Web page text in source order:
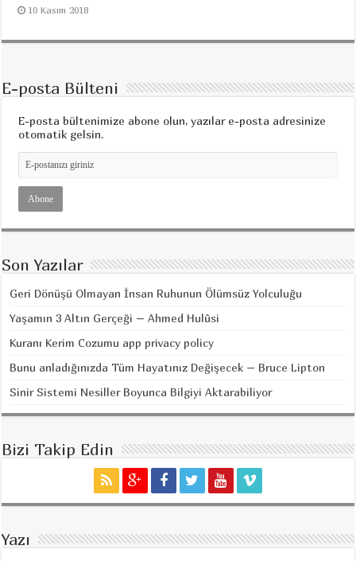
10 Kasım 2018
E-posta Bülteni
E-posta bültenimize abone olun, yazılar e-posta adresinize
otomatik gelsin.
Son Yazılar
Geri Dönüşü Olmayan İnsan Ruhunun Ölümsüz Yolculuğu
Yaşamın 3 Altın Gerçeği – Ahmed Hulûsi
Kuranı Kerim Cozumu app privacy policy
Bunu anladığınızda Tüm Hayatınız Değişecek – Bruce Lipton
Sinir Sistemi Nesiller Boyunca Bilgiyi Aktarabiliyor
Bizi Takip Edin
Yazı